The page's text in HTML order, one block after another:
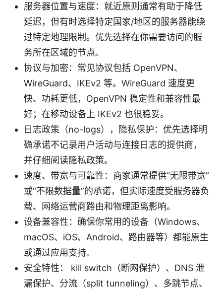
服务器位置与速度：就近原则通常有助于降低
延迟，但有时选择特定国家/地区的服务器能绕
过特定地理限制。优先选择在你需要访问的服
务所在区域的节点。
协议与加密：常见协议包括 OpenVPN、
WireGuard、IKEv2 等。WireGuard 速度更
快、功耗更低，OpenVPN 稳定性和兼容性最
好；在移动设备上 IKEv2 也很稳妥。
日志政策（no-logs），隐私保护：优先选择明
确承诺不记录用户活动与连接日志的提供商，
并仔细阅读隐私政策。
速度、带宽与可靠性：商家通常提供“无限带宽”
或“不限数据量”的承诺，但实际速度受服务器负
载、网络运营商路由和物理距离影响。
设备兼容性：确保你常用的设备（Windows、
macOS、iOS、Android、路由器等）都能原生
或通过应用支持。
安全特性： kill switch（断网保护）、DNS 泄
漏保护、分流（split tunneling）、多跳节点、